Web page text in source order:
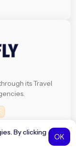
By clicking
OK
its Travel